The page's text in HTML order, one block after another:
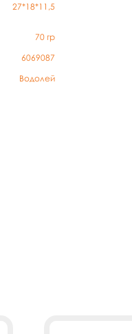
27*18*11,5
70 гр
6069087
Водолей